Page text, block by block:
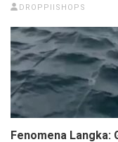
DROPPIISHOPS
Fenomena Langka: